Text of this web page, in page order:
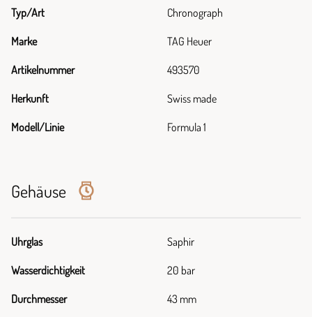
Typ/Art Chronograph
Marke TAG Heuer
Artikelnummer 493570
Herkunft Swiss made
Modell/Linie Formula 1
Gehäuse
Uhrglas Saphir
Wasserdichtigkeit 20 bar
Durchmesser 43 mm